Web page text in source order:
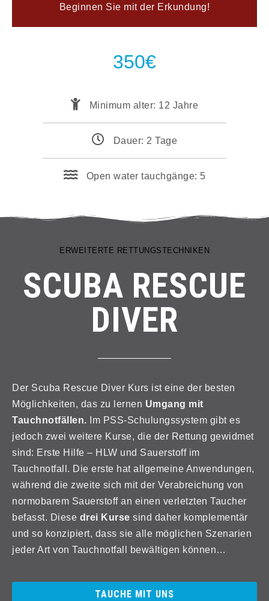
Beginnen Sie mit der Erkundung!
350€
Minimum alter: 12 Jahre
Dauer: 2 Tage
Open water tauchgänge: 5
ERWEITERTE RETTUNGSTECHNIKEN
SCUBA RESCUE
DIVER
Der Scuba Rescue Diver Kurs ist eine der besten
Möglichkeiten, das zu lernen Umgang mit
Tauchnotfällen. Im PSS-Schulungssystem gibt es
jedoch zwei weitere Kurse, die der Rettung gewidmet
sind: Erste Hilfe – HLW und Sauerstoff im
Tauchnotfall. Die erste hat allgemeine Anwendungen,
während die zweite sich mit der Verabreichung von
normobarem Sauerstoff an einen verletzten Taucher
befasst. Diese drei Kurse sind daher komplementär
und so konzipiert, dass sie alle möglichen Szenarien
jeder Art von Tauchnotfall bewältigen können…
TAUCHE MIT UNS